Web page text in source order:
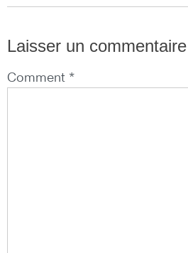
Laisser un commentaire
Comment *